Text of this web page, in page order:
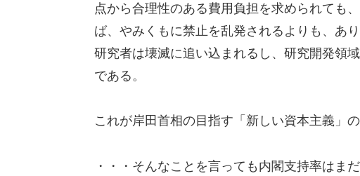
点から合理性のある費用負担を求められても
ば、やみくもに禁止を乱発されるよりも、あ
研究者は壊滅に追い込まれるし、研究開発領
である。
これが岸田首相の目指す「新しい資本主義」の
・・・そんなことを言っても内閣支持率はま